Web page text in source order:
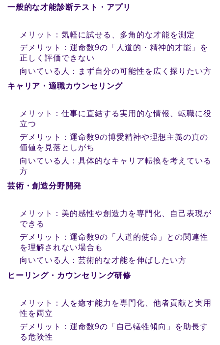
一般的な才能診断テスト・アプリ
メリット：気軽に試せる、多角的な才能を測定
デメリット：運命数9の「人道的・精神的才能」を
正しく評価できない
向いている人：まず自分の可能性を広く探りたい方
キャリア・適職カウンセリング
メリット：仕事に直結する実用的な情報、転職に役
立つ
デメリット：運命数9の博愛精神や理想主義の真の
価値を見落としがち
向いている人：具体的なキャリア転換を考えている
方
芸術・創造分野開発
メリット：美的感性や創造力を専門化、自己表現が
できる
デメリット：運命数9の「人道的使命」との関連性
を理解されない場合も
向いている人：芸術的な才能を伸ばしたい方
ヒーリング・カウンセリング研修
メリット：人を癒す能力を専門化、他者貢献と実用
性を両立
デメリット：運命数9の「自己犠牲傾向」を助長す
る危険性